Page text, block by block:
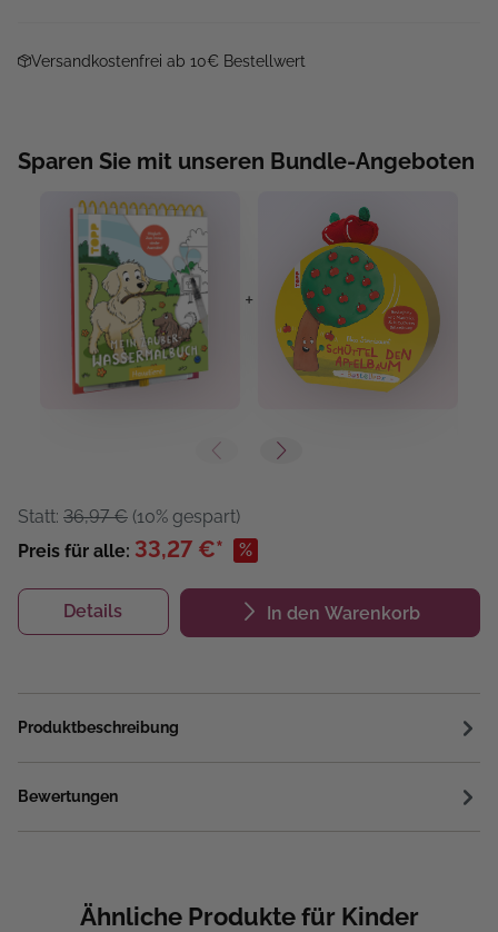
Versandkostenfrei ab 10€ Bestellwert
Sparen Sie mit unseren Bundle-Angeboten
+
Statt: 36,97 € (10% gespart)
Preis für alle: 33,27 €* %
Details In den Warenkorb
Produktbeschreibung
Bewertungen
Ähnliche Produkte für Kinder